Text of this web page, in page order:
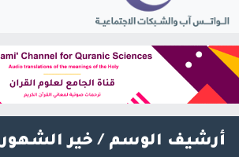
أرشيف الوسم / خير الشهور